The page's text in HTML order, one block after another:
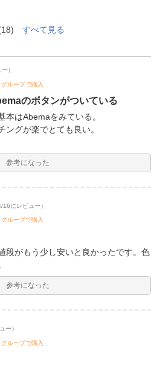
18) すべて見る
）
ループで購入
のボタンがついている
本はAbemaをみている。
ングが楽でとても良い。
参考になった
16にレビュー）
ループで購入
段がもう少し安いと良かったです。色
参考になった
ー）
ループで購入